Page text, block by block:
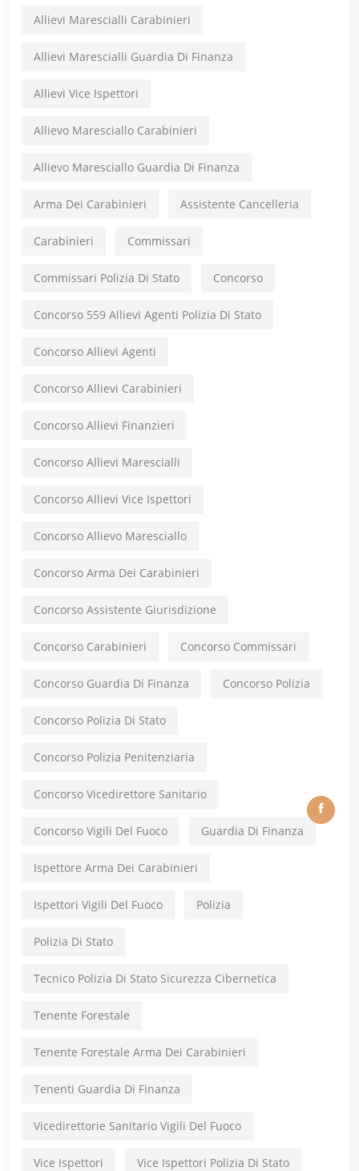
Allievi Marescialli Carabinieri
Allievi Marescialli Guardia Di Finanza
Allievi Vice Ispettori
Allievo Maresciallo Carabinieri
Allievo Maresciallo Guardia Di Finanza
Arma Dei Carabinieri Assistente Cancelleria
Carabinieri Commissari
Commissari Polizia Di Stato Concorso
Concorso 559 Allievi Agenti Polizia Di Stato
Concorso Allievi Agenti
Concorso Allievi Carabinieri
Concorso Allievi Finanzieri
Concorso Allievi Marescialli
Concorso Allievi Vice Ispettori
Concorso Allievo Maresciallo
Concorso Arma Dei Carabinieri
Concorso Assistente Giurisdizione
Concorso Carabinieri Concorso Commissari
Concorso Guardia Di Finanza Concorso Polizia
Concorso Polizia Di Stato
Concorso Polizia Penitenziaria
Concorso Vicedirettore Sanitario
Concorso Vigili Del Fuoco Guardia Di Finanza
Ispettore Arma Dei Carabinieri
Ispettori Vigili Del Fuoco Polizia
Polizia Di Stato
Tecnico Polizia Di Stato Sicurezza Cibernetica
Tenente Forestale
Tenente Forestale Arma Dei Carabinieri
Tenenti Guardia Di Finanza
Vicedirettorie Sanitario Vigili Del Fuoco
Vice Ispettori Vice Ispettori Polizia Di Stato